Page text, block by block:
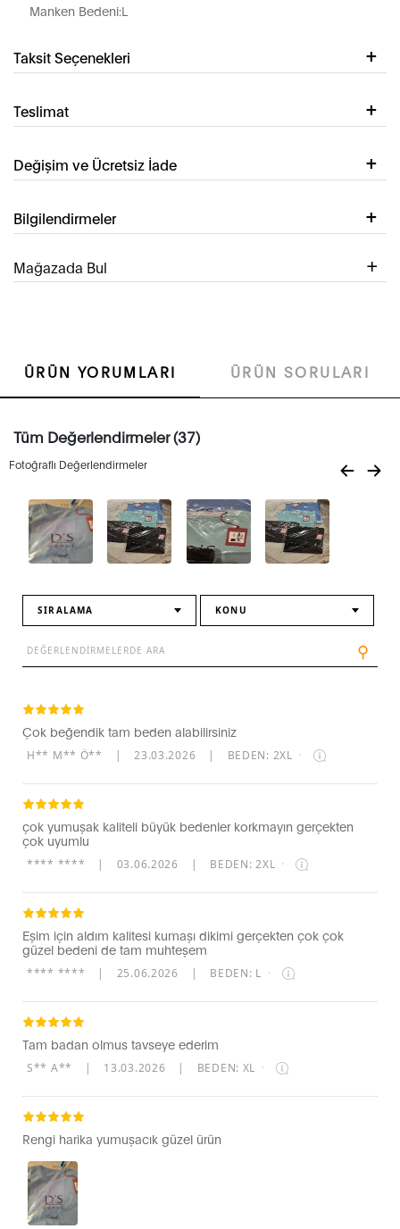
Manken Bedeni:L
Taksit Seçenekleri
Teslimat
Değişim ve Ücretsiz İade
Bilgilendirmeler
Mağazada Bul
ÜRÜN YORUMLARI ÜRÜN SORULARI
Tüm Değerlendirmeler (37)
Fotoğraflı Değerlendirmeler
SIRALAMA KONU
⚲
Çok beğendik tam beden alabilirsiniz
H** M** Ö** | 23.03.2026 | BEDEN: 2XL ·
çok yumuşak kaliteli büyük bedenler korkmayın gerçekten
çok uyumlu
**** **** | 03.06.2026 | BEDEN: 2XL ·
Eşim için aldım kalitesi kumaşı dikimi gerçekten çok çok
güzel bedeni de tam muhteşem
**** **** | 25.06.2026 | BEDEN: L ·
Tam badan olmus tavseye ederim
S** A** | 13.03.2026 | BEDEN: XL ·
Rengi harika yumuşacık güzel ürün